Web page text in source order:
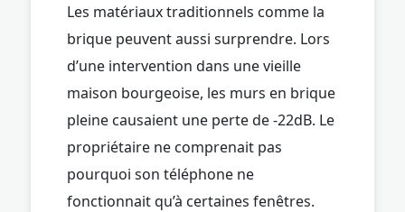
Les matériaux traditionnels comme la
brique peuvent aussi surprendre. Lors
d’une intervention dans une vieille
maison bourgeoise, les murs en brique
pleine causaient une perte de -22dB. Le
propriétaire ne comprenait pas
pourquoi son téléphone ne
fonctionnait qu’à certaines fenêtres.